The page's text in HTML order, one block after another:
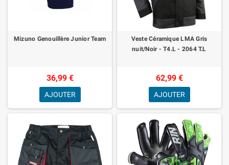
Mizuno Genouillère Junior Team
36,99 €
AJOUTER
Veste Céramique LMA Gris
nuit/Noir - T4.L - 2064 T.L
62,99 €
AJOUTER